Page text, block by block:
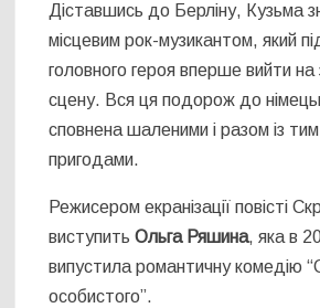
Діставшись до Берліну, Кузьма
місцевим рок-музикантом, який
головного героя вперше вийти на
сцену. Вся ця подорож до
сповнена шаленими і разом із
пригодами.
Режисером екранізації повісті
виступитьОльга Ряшина, яка в
випустила романтичну комедію
особистого”.